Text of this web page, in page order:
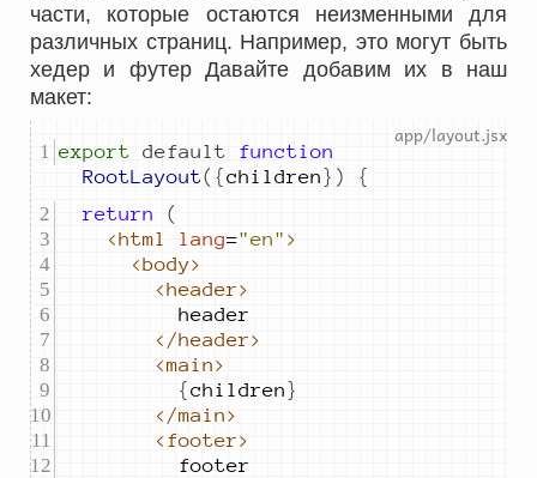
части, которые остаются неизменными для
различных страниц. Например, это могут быть
хедер и футер Давайте добавим их в наш
макет:
export default
function
RootLayout({children})
{
return
(
<html
lang="en" >
<body>
<header>
header
</header>
<main>
{children}
</main>
<footer>
footer